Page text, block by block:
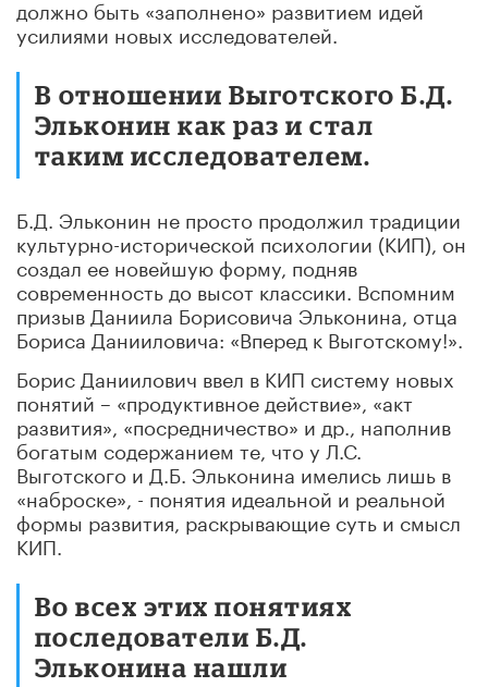
должно быть «заполнено» развитием идей
усилиями новых исследователей.
В отношении Выготского Б.Д.
Эльконин как раз и стал
таким исследователем.
Б.Д. Эльконин не просто продолжил традиции
культурно-исторической психологии (КИП), он
создал ее новейшую форму, подняв
современность до высот классики. Вспомним
призыв Даниила Борисовича Эльконина, отца
Бориса Данииловича: «Вперед к Выготскому!».
Борис Даниилович ввел в КИП систему новых
понятий – «продуктивное действие», «акт
развития», «посредничество» и др., наполнив
богатым содержанием те, что у Л.С.
Выготского и Д.Б. Эльконина имелись лишь в
«наброске», - понятия идеальной и реальной
формы развития, раскрывающие суть и смысл
КИП.
Во всех этих понятиях
последователи Б.Д.
Эльконина нашли